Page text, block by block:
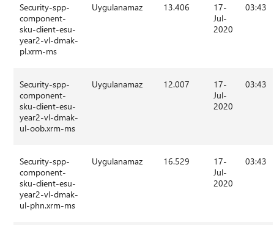
Security-spp-
component-
sku-client-esu-
year2-vl-dmak-
pl.xrm-ms
Uygulanamaz 13.406
17-
Jul-
2020
03:43
Security-spp-
component-
sku-client-esu-
year2-vl-dmak-
ul-oob.xrm-ms
Uygulanamaz 12.007
17-
Jul-
2020
03:43
Security-spp-
component-
sku-client-esu-
year2-vl-dmak-
ul-phn.xrm-ms
Uygulanamaz 16.529
17-
Jul-
2020
03:43